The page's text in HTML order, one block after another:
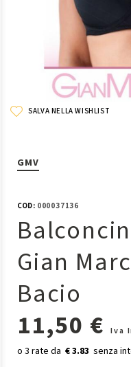
SALVA NELLA WISHLIST
GMV
COD:000037136
Gian
Bacio
11,50 €
Iva
€ 3.83